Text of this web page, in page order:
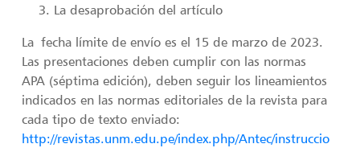
La desaprobación del artículo
La fecha límite de envío es el 15 de marzo de 2023.
Las presentaciones deben cumplir con las normas
APA (séptima edición), deben seguir los lineamientos
indicados en las normas editoriales de la revista para
cada tipo de texto enviado:
http://revistas.unm.edu.pe/index.php/Antec/instruccio